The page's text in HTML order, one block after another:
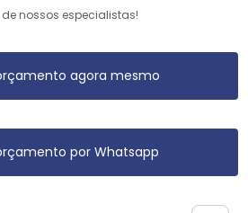
nossos especialistas!
agora mesmo
por Whatsapp